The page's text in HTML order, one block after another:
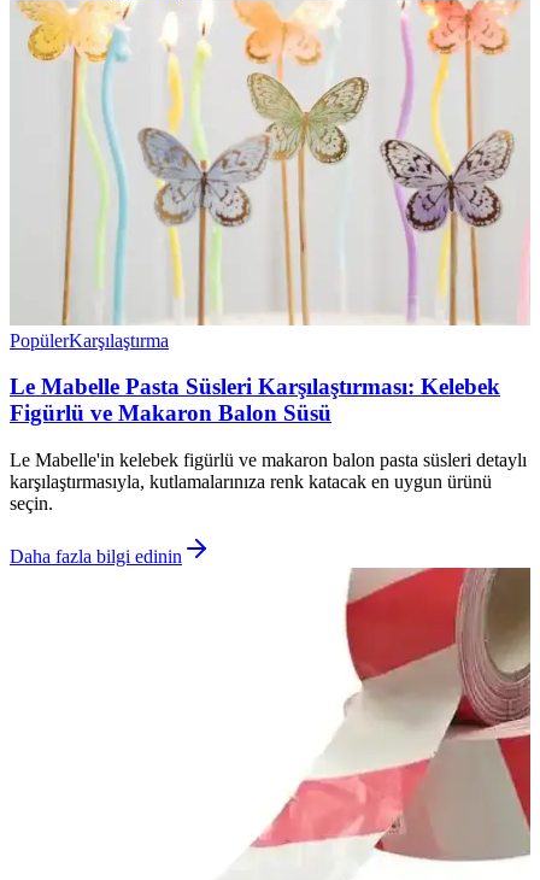
PopülerKarşılaştırma
Le Mabelle Pasta Süsleri Karşılaştırması: Kelebek
Figürlü ve Makaron Balon Süsü
Le Mabelle'in kelebek figürlü ve makaron balon pasta süsleri detaylı
karşılaştırmasıyla, kutlamalarınıza renk katacak en uygun ürünü
seçin.
Daha fazla bilgi edinin